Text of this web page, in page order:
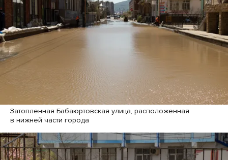
Затопленная Бабаюртовская улица, расположенная
в нижней части города